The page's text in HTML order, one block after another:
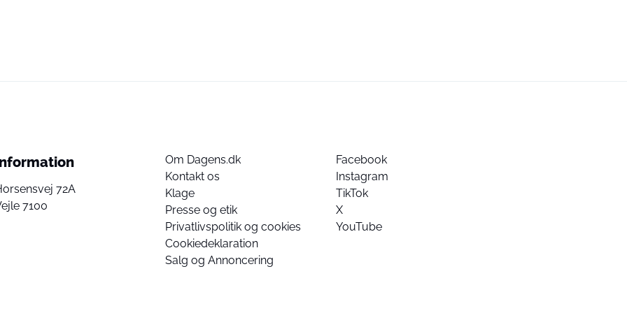
72A
7100
Om Dagens.dk
Kontakt os
Klage
Presse og etik
Privatlivspolitik og cookies
Cookiedeklaration
Salg og Annoncering
Facebook
Instagram
TikTok
X
YouTube